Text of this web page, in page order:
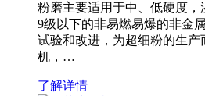
粉磨主要适用于中、低硬度，
9级以下的非易燃易爆的非金
试验和改进，为超细粉的生
机，…
了解详情